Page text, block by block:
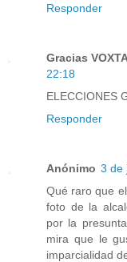
Responder
Gracias
22:18
ELECCIONES
Responder
Anónimo 3 de
Qué raro que
foto de la
por la
mira que le
imparcialidad